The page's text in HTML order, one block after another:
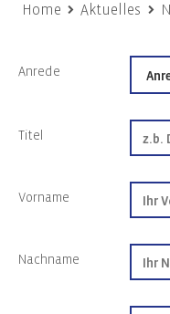
Home Aktuelles
Anrede
Titel
Vorname
Nachname